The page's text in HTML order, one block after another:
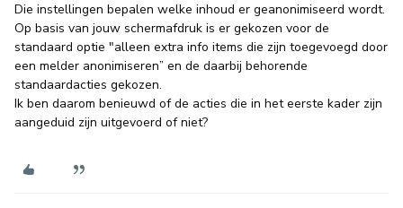
Die instellingen bepalen welke inhoud er geanonimiseerd wordt.
Op basis van jouw schermafdruk is er gekozen voor de
standaard optie "alleen extra info items die zijn toegevoegd door
een melder anonimiseren” en de daarbij behorende
standaardacties gekozen.
Ik ben daarom benieuwd of de acties die in het eerste kader zijn
aangeduid zijn uitgevoerd of niet?